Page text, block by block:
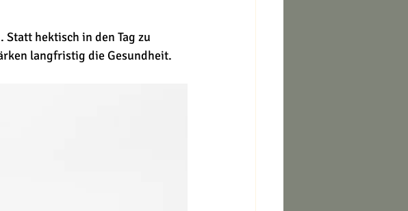
hektisch in den Tag zu
langfristig die Gesundheit.